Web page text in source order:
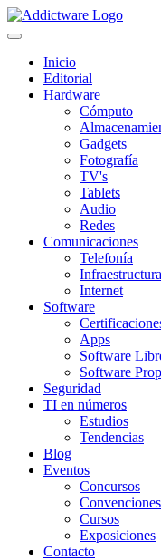
Inicio
Editorial
Hardware
Cómputo
Gadgets
Fotografía
TV's
Tablets
Audio
Redes
Comunicaciones
Telefonía
Infraestructura
Internet
Software
Apps
Software
Software
Seguridad
TI en números
Estudios
Tendencias
Blog
Eventos
Concursos
Convenciones
Cursos
Exposiciones
Contacto